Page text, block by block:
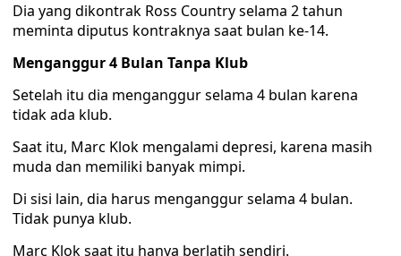
Dia yang dikontrak Ross Country selama 2 tahun
meminta diputus kontraknya saat bulan ke-14.
Menganggur 4 Bulan Tanpa Klub
Setelah itu dia menganggur selama 4 bulan karena
tidak ada klub.
Saat itu, Marc Klok mengalami depresi, karena masih
muda dan memiliki banyak mimpi.
Di sisi lain, dia harus menganggur selama 4 bulan.
Tidak punya klub.
Marc Klok saat itu hanya berlatih sendiri.